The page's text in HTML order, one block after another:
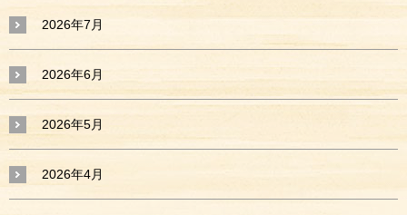
2026年7月
2026年6月
2026年5月
2026年4月